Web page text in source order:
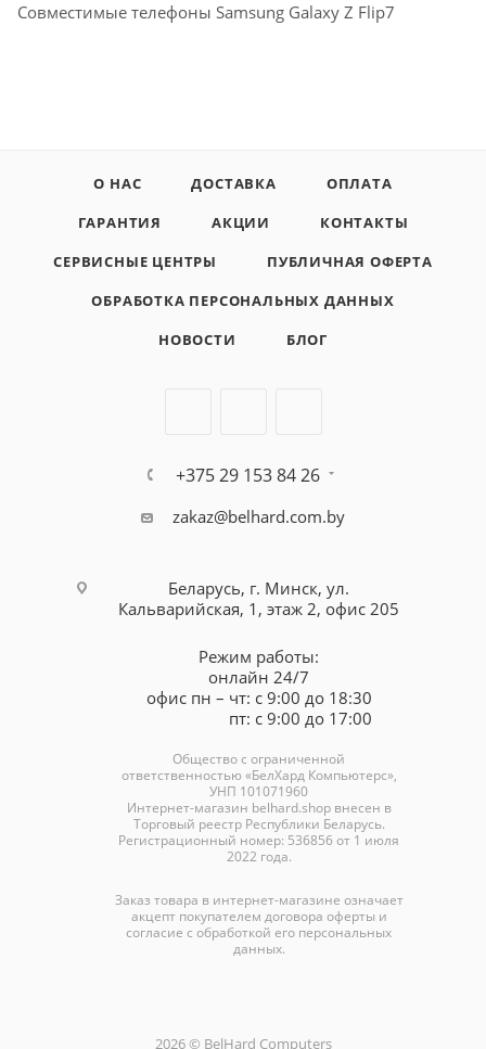
Совместимые телефоны Samsung Galaxy Z Flip7
О НАС ДОСТАВКА
ОПЛАТА
ГАРАНТИЯ
АКЦИИ
КОНТАКТЫ
СЕРВИСНЫЕ ЦЕНТРЫ
ПУБЛИЧНАЯ ОФЕРТА
ОБРАБОТКА ПЕРСОНАЛЬНЫХ ДАННЫХ
НОВОСТИ
БЛОГ
+375 29 153 84 26
zakaz@belhard.com.by
Беларусь, г. Минск, ул.
Кальварийская, 1, этаж 2, офис 205
Режим работы:
онлайн 24/7
офис пн – чт: с 9:00 до 18:30
пт: с 9:00 до 17:00
Общество с ограниченной
ответственностью «БелХард Компьютерс»,
УНП 101071960
Интернет-магазин belhard.shopвнесен в
Торговый реестр Республики Беларусь.
Регистрационный номер: 536856 от 1 июля
2022 года.
Заказ товара в интернет-магазине означает
акцепт покупателем договора оферты и
согласие с обработкой его персональных
данных.
2026 © BelHard Computers